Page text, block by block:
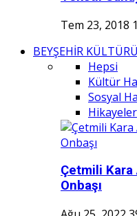
Tem 23, 2018
BEYŞEHİR KÜLTÜRÜ
Hepsi
Kültür
Sosyal
Hikayeler
Çetmili Kara
Onbaşı